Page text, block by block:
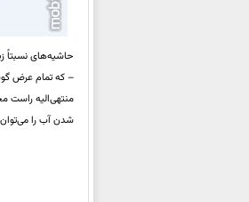
– که تمام عرض گوشی را در بر
شدن آب را می‌توان از این